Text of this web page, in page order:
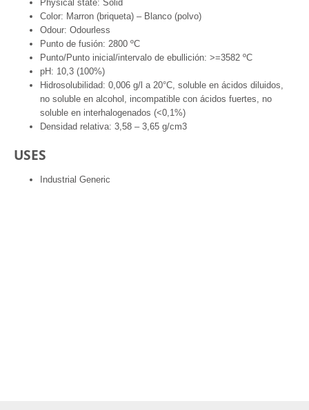
Physical state: Solid
Color: Marron (briqueta) – Blanco (polvo)
Odour: Odourless
Punto de fusión: 2800 ºC
Punto/Punto inicial/intervalo de ebullición: >=3582 ºC
pH: 10,3 (100%)
Hidrosolubilidad: 0,006 g/l a 20°C, soluble en ácidos diluidos,
no soluble en alcohol, incompatible con ácidos fuertes, no
soluble en interhalogenados (<0,1%)
Densidad relativa: 3,58 – 3,65 g/cm3
USES
Industrial Generic